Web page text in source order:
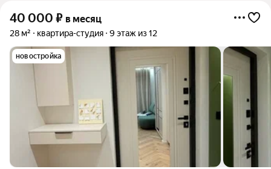
40 000 ₽ в месяц
28 м² квартира-студия 9 этаж из 12
новостройка